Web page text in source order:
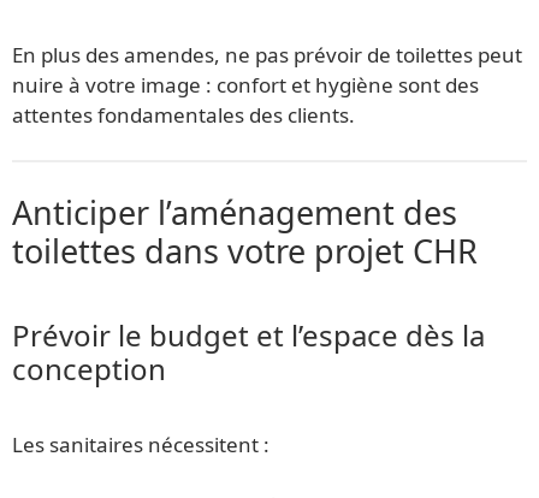
En plus des amendes, ne pas prévoir de toilettes peut
nuire à votre image : confort et hygiène sont des
attentes fondamentales des clients.
Anticiper l’aménagement des
toilettes dans votre projet CHR
Prévoir le budget et l’espace dès la
conception
Les sanitaires nécessitent :